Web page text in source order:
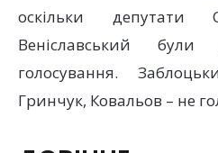
оскільки депутати
Веніславський
голосування.
Гринчук, Ковальов – не